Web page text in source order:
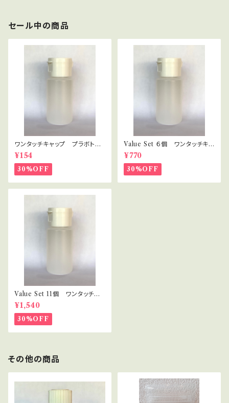
セール中の商品
ワンタッチキャップ プラボト
ル 30ml
¥154
30%OFF
Value Set ６個 ワンタッチキャ
ップ プラボトル 30ml セラピ
スト・講座用
¥770
30%OFF
Value Set 11個 ワンタッチキ
ャップ プラボトル 30ml セラ
ピスト・講座用
¥1,540
30%OFF
その他の商品